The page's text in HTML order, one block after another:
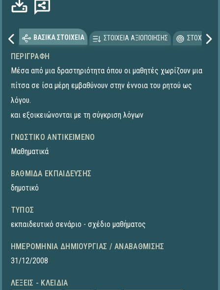
ΒΑΣΙΚΑ ΣΤΟΙΧΕΙΑ ΣΤΟΙΧΕΙΑ ΑΞΙΟΠΟΙΗΣΗΣ
ΠΕΡΙΓΡΑΦΉ
Μέσα από μια δραστηριότητα όπου οι μαθητές χωρίζουν μια
πίτσα σε ίσα μέρη εμβαθύνουν στην έννοια του ρητού ως
λόγου.
και εξοικειώνονται με τη σύγκριση λόγων
ΓΝΩΣΤΙΚΌ ΑΝΤΙΚΕΊΜΕΝΟ
Μαθηματικά
ΒΑΘΜΊΔΑ ΕΚΠΑΊΔΕΥΣΗΣ
δημοτικό
ΤΎΠΟΣ
εκπαιδευτικό σενάριο - σχέδιο μαθήματος
ΗΜΕΡΟΜΗΝΊΑ ΔΗΜΙΟΥΡΓΊΑΣ / ΑΝΑΒΆΘΜΙΣΗΣ
31/12/2008
ΛΈΞΕΙΣ - ΚΛΕΙΔΙΆ